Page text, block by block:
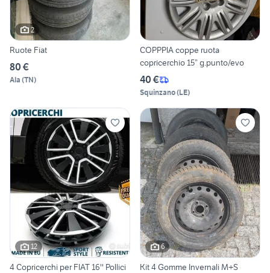
2
Ruote Fiat
80 €
Ala (TN)
COPPPIA coppe ruota
copricerchio 15” g.punto/evo
40 €
Squinzano(LE)
12
4 Copricerchi per FIAT 16'' Pollici
6
Kit 4 Gomme Invernali M+S